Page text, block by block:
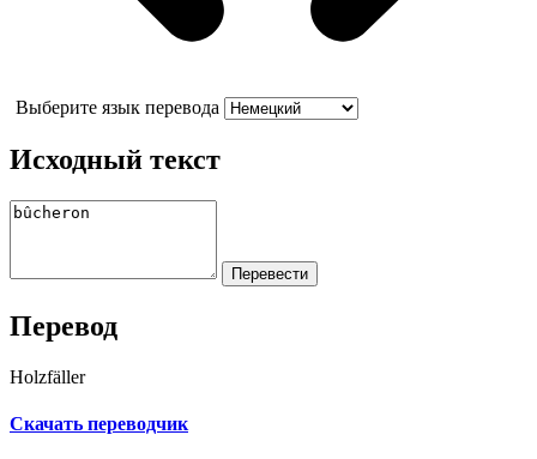
Выберите язык перевода
Исходный текст
Перевод
Holzfäller
Скачать переводчик